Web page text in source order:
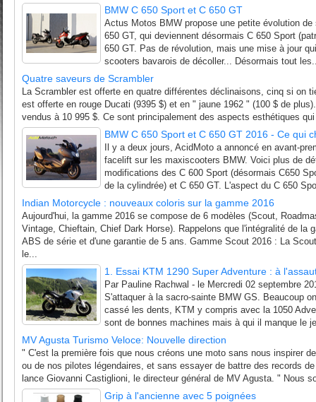
BMW C 650 Sport et C 650 GT
Actus Motos BMW propose une petite évolution
650 GT, qui deviennent désormais C 650 Sport
650 GT. Pas de révolution, mais une mise à jour
scooters bavarois de décoller... Désormais tout
Quatre saveurs de Scrambler
La Scrambler est offerte en quatre différentes déclinaisons, cinq si on
est offerte en rouge Ducati (9395 $) et en " jaune 1962 " (100 $ de
vendus à 10 995 $. Ce sont principalement des aspects esthétiques
BMW C 650 Sport et C 650 GT 2016 - Ce qui
Il y a deux jours, AcidMoto a annoncé en avant-
facelift sur les maxiscooters BMW. Voici plus de
modifications des C 600 Sport (désormais C650
de la cylindrée) et C 650 GT. L'aspect du C 650
Indian Motorcycle : nouveaux coloris sur la gamme 2016
Aujourd'hui, la gamme 2016 se compose de 6 modèles (Scout,
Vintage, Chieftain, Chief Dark Horse). Rappelons que l'intégralité de la
ABS de série et d'une garantie de 5 ans. Gamme Scout 2016 : La
le...
1. Essai KTM 1290 Super Adventure : à
Par Pauline Rachwal - le Mercredi 02 septembre
S'attaquer à la sacro-sainte BMW GS. Beaucoup
cassé les dents, KTM y compris avec la 1050
sont de bonnes machines mais à qui il manque le
MV Agusta Turismo Veloce: Nouvelle direction
" C'est la première fois que nous créons une moto sans nous inspirer
ou de nos pilotes légendaires, et sans essayer de battre des records
lance Giovanni Castiglioni, le directeur général de MV Agusta. " Nous
Grip à l'ancienne avec 5 poignées